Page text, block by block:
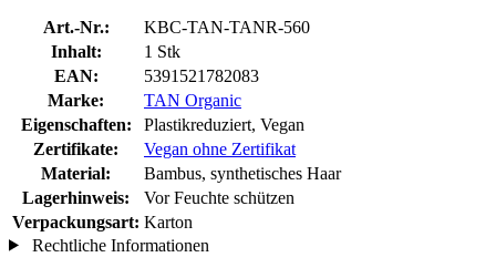
Art.-Nr.:
KBC-TAN-TANR-560
Inhalt:
1 Stk
EAN:
5391521782083
Marke:
TAN Organic
Eigenschaften:
Plastikreduziert, Vegan
Zertifikate:
Vegan ohne Zertifikat
Material:
Bambus, synthetisches Haar
Lagerhinweis:
Vor Feuchte schützen
Verpackungsart: Karton
Rechtliche Informationen